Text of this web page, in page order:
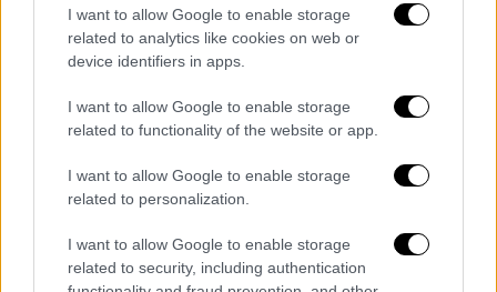
I want to allow Google to enable storage
related to analytics like cookies on web or
device identifiers in apps.
I want to allow Google to enable storage
related to functionality of the website or app.
I want to allow Google to enable storage
related to personalization.
I want to allow Google to enable storage
related to security, including authentication